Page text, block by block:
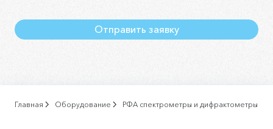
Отправить заявку
Главная Оборудование РФА спектрометры и дифрактометры